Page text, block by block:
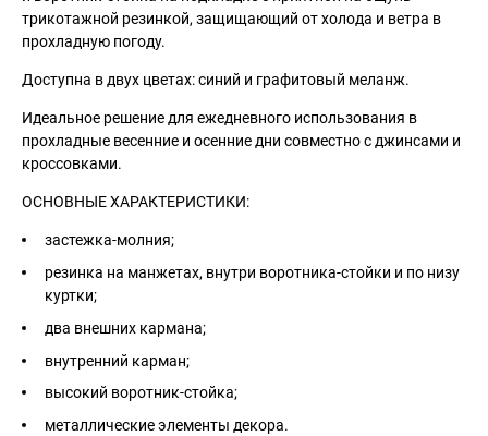
трикотажной резинкой, защищающий от холода и ветра в
прохладную погоду.
Доступна в двух цветах: синий и графитовый меланж.
Идеальное решение для ежедневного использования в
прохладные весенние и осенние дни совместно с джинсами и
кроссовками.
ОСНОВНЫЕ ХАРАКТЕРИСТИКИ:
застежка-молния;
резинка на манжетах, внутри воротника-стойки и по низу
куртки;
два внешних кармана;
внутренний карман;
высокий воротник-стойка;
металлические элементы декора.